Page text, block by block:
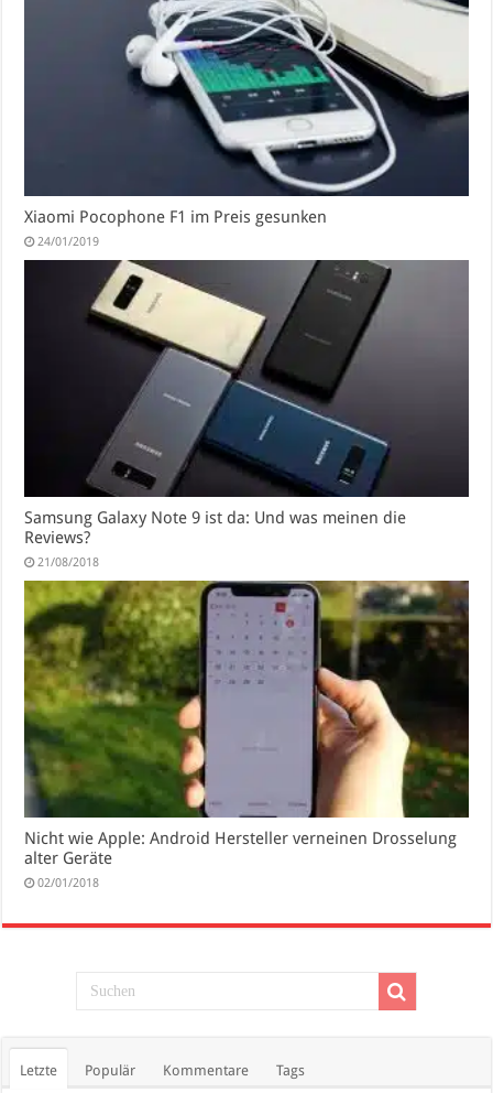
Xiaomi Pocophone F1 im Preis gesunken
24/01/2019
Samsung Galaxy Note 9 ist da: Und was meinen die
Reviews?
21/08/2018
Nicht wie Apple: Android Hersteller verneinen Drosselung
alter Geräte
02/01/2018
Letzte Populär Kommentare Tags